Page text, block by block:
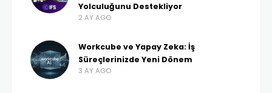
Yolculuğunu Destekliyor
2 AY AGO
Workcube ve Yapay Zeka: İş
Süreçlerinizde Yeni Dönem
3 AY AGO